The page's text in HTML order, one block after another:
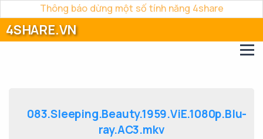
Thông báo dừng một số tính năng 4share
4SHARE.VN
083.Sleeping.Beauty.1959.ViE.1080p.Blu-
ray.AC3.mkv